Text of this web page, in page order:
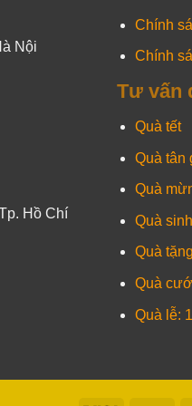
Nội
Hồ Chí
Chính
Chính
Tư vấn
Quà tết
Quà tân
Quà
Quà
Quà
Quà
Quà lễ: